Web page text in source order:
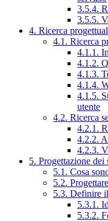
3.5.4.
3.5.5.
4. Ricerca
4.1. Ricerca
4.1.1.
4.1.2.
4.1.3.
4.1.4.
4.1.5.
utente
4.2. Ricerca
4.2.1.
4.2.2.
4.2.3.
5. Progettazione dei
5.1. Cosa
5.2.
5.3. Definire
5.3.1.
5.3.2.